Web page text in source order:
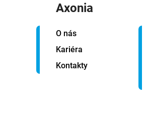
Axonia
O nás
Kariéra
Kontakty